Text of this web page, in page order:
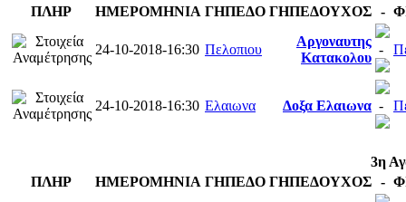
ΠΛΗΡ
ΗΜΕΡΟΜΗΝΙΑ ΓΗΠΕΔΟ ΓΗΠΕΔΟΥΧΟΣ -
24-10-2018-16:30 Πελοπιου
Αργοναυτης
Κατακολου
-
24-10-2018-16:30 Ελαιωνα Δοξα Ελαιωνα -
3η
ΠΛΗΡ
ΗΜΕΡΟΜΗΝΙΑ ΓΗΠΕΔΟ ΓΗΠΕΔΟΥΧΟΣ -